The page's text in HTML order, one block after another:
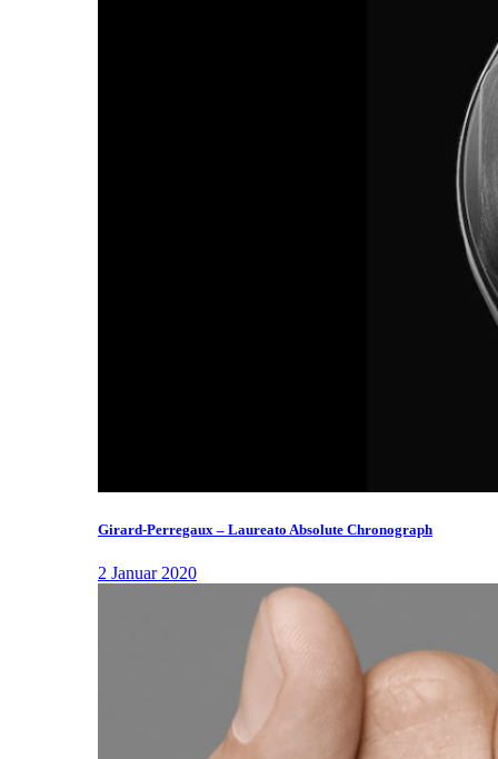
Girard-Perregaux – Laureato Absolute Chronograph
2 Januar 2020